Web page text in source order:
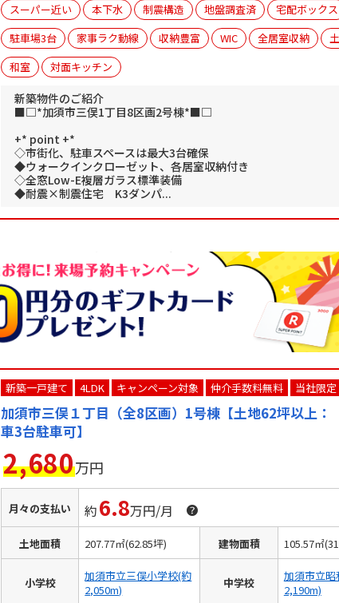
スーパー近い 本下水 制震構造 地盤調査済
宅配ボックス
駐車場3台
家事ラク動線 収納豊富 WIC 全居室収納
和室
対面キッチン
新築物件のご紹介
■□*加須市三俣1丁目8区画2号棟*■□
+* point +*
◇市街化、駐車スペースは最大3台確保
◆ウォークインクローゼット、各居室収納付き
◇全窓Low-E複層ガラス標準装備
◆耐震×制震住宅 K3ダンパ...
新築一戸建て 4LDK キャンペーン対象 仲介手数料無料 当社限定
加須市三俣１丁目（全8区画）1号棟【土地62坪以上：
車3台駐車可】
2,680万円
月々の支払い 約6.8万円/月
土地面積 207.77㎡(62.85坪) 建物面積 105.57㎡
小学校
加須市立三俣小学校(約
2,050m)
中学校
加須市立
2,190m)